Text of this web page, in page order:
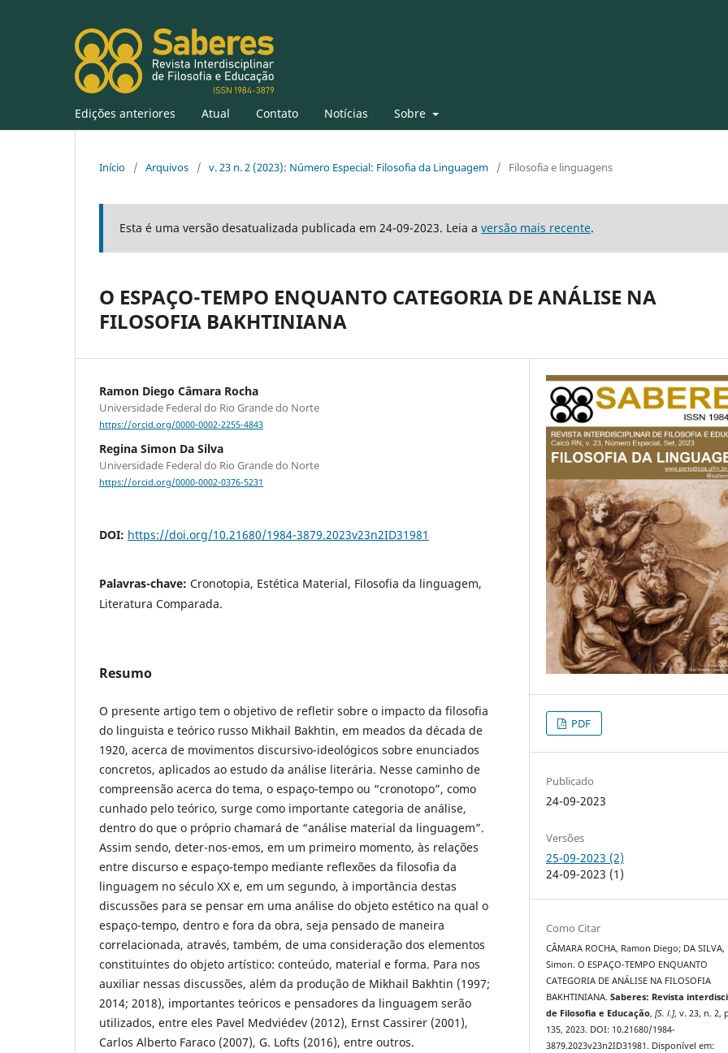
Edições anteriores Atual Contato Notícias Sobre
Início / Arquivos / v. 23 n. 2 (2023): Número Especial: Filosofia da Linguagem / Filosofia e linguagens
Esta é uma versão desatualizada publicada em 24-09-2023. Leia a versão mais recente.
O ESPAÇO-TEMPO ENQUANTO CATEGORIA DE ANÁLISE NA
FILOSOFIA BAKHTINIANA
Ramon Diego Câmara Rocha
Universidade Federal do Rio Grande do Norte
https://orcid.org/0000-0002-2255-4843
Regina Simon Da Silva
Universidade Federal do Rio Grande do Norte
https://orcid.org/0000-0002-0376-5231
DOI: https://doi.org/10.21680/1984-3879.2023v23n2ID31981
Palavras-chave: Cronotopia, Estética Material, Filosofia da linguagem,
Literatura Comparada.
Resumo
O presente artigo tem o objetivo de refletir sobre o impacto da filosofia
do linguista e teórico russo Mikhail Bakhtin, em meados da década de
1920, acerca de movimentos discursivo-ideológicos sobre enunciados
concretos, aplicados ao estudo da análise literária. Nesse caminho de
compreensão acerca do tema, o espaço-tempo ou “cronotopo”, como
cunhado pelo teórico, surge como importante categoria de análise,
dentro do que o próprio chamará de “análise material da linguagem”.
Assim sendo, deter-nos-emos, em um primeiro momento, às relações
entre discurso e espaço-tempo mediante reflexões da filosofia da
linguagem no século XX e, em um segundo, à importância destas
discussões para se pensar em uma análise do objeto estético na qual o
espaço-tempo, dentro e fora da obra, seja pensado de maneira
correlacionada, através, também, de uma consideração dos elementos
constituintes do objeto artístico: conteúdo, material e forma. Para nos
auxiliar nessas discussões, além da produção de Mikhail Bakhtin (1997;
2014; 2018), importantes teóricos e pensadores da linguagem serão
utilizados, entre eles Pavel Medviédev (2012), Ernst Cassirer (2001),
Carlos Alberto Faraco (2007), G. Lofts (2016), entre outros.
PDF
Publicado
24-09-2023
Versões
25-09-2023 (2)
24-09-2023 (1)
Como Citar
CÂMARA ROCHA, Ramon Diego; DA SILVA,
Simon. O ESPAÇO-TEMPO ENQUANTO
CATEGORIA DE ANÁLISE NA FILOSOFIA
BAKHTINIANA.Saberes: Revista
de Filosofia e Educação,[S. l.], v. 23, n. 2,
135, 2023. DOI: 10.21680/1984-
3879.2023v23n2ID31981. Disponível em: